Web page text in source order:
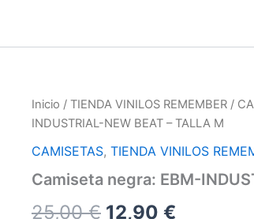
Inicio / TIENDA VINILOS REMEMBER /
INDUSTRIAL-NEW BEAT – TALLA M
CAMISETAS, TIENDA VINILOS
Camiseta negra: EBM-
25,00€ El
12,90 €